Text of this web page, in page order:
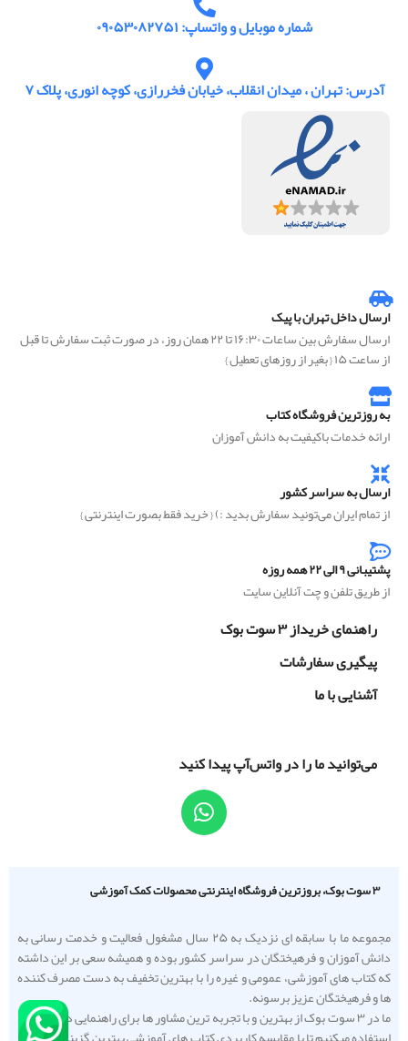
شماره موبایل و واتساپ: ۰۹۰۵۳۰۸۲۷۵۱
آدرس: تهران ، میدان انقلاب، خیابان فخررازی، کوچه انوری، پلاک ۷
ارسال داخل تهران با پیک
ارسال سفارش بین ساعات ۱۶:۳۰ تا ۲۲ همان روز، در صورت ثبت سفارش تا قبل
از ساعت ۱۵ { بغیر از روزهای تعطیل }
به روزترین فروشگاه کتاب
ارائه خدمات باکیفیت به دانش آموزان
ارسال به سراسر کشور
از تمام ایران می‌تونید سفارش بدید :) { خرید فقط بصورت اینترنتی }
پشتیبانی ۹ الی ۲۲ همه روزه
از طریق تلفن و چت آنلاین سایت
راهنمای خریداز ۳ سوت بوک
پیگیری سفارشات
آشنایی با ما
می‌توانید ما را در واتس‌آپ پیدا کنید
۳ سوت بوک، بروزترین فروشگاه اینترنتی محصولات کمک آموزشی
مجموعه ما با سابقه ای نزدیک به ۲۵ سال مشغول فعالیت و خدمت رسانی به
دانش آموزان و فرهیختگان در سراسر کشور بوده و همیشه سعی بر این داشته
که کتاب های آموزشی، عمومی و غیره را با بهترین تخفیف به دست مصرف کننده
ها و فرهیختگان عزیز برسونه.
ما در ۳ سوت بوک از بهترین و با تجربه ترین مشاور ها برای راهنمایی دانش آموزا